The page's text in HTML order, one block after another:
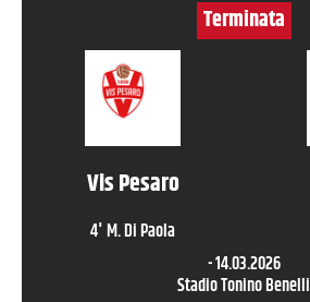
Vis Pesaro
4' M. Di Paola
Terminata
-14.03.2026
Stadio Tonino Benelli